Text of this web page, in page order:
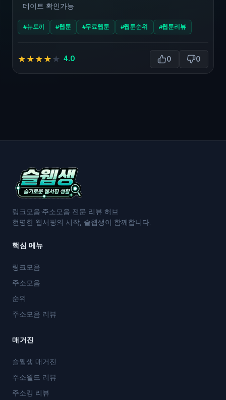
데이트 확인가능
#뉴토끼 #웹툰 #무료웹툰 #웹툰순위 #웹툰리뷰
★ ★ ★ ★ ★ 4.0 0 0
링크모음·주소모음 전문 리뷰 허브
현명한 웹서핑의 시작, 슬웹생이 함께합니다.
핵심 메뉴
링크모음
주소모음
순위
주소모음 리뷰
매거진
슬웹생 매거진
주소월드 리뷰
주소킹 리뷰